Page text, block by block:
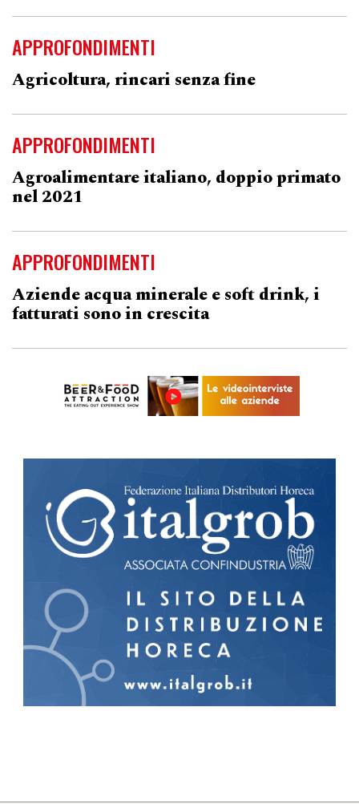
APPROFONDIMENTI
Agricoltura, rincari senza fine
APPROFONDIMENTI
Agroalimentare italiano, doppio primato
nel 2021
APPROFONDIMENTI
Aziende acqua minerale e soft drink, i
fatturati sono in crescita